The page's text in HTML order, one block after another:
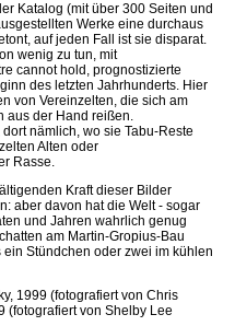
Katalog (mit über 300 Seiten und
Werke eine durchaus
auf jeden Fall ist sie disparat.
wenig zu tun, mit
cannot hold, prognostizierte
des letzten Jahrhunderts. Hier
von Vereinzelten, die sich am
aus der Hand reißen.
nämlich, wo sie Tabu-Reste
Alten oder
Rasse.
Kraft dieser Bilder
aber davon hat die Welt - sogar
und Jahren wahrlich genug
am Martin-Gropius-Bau
Stündchen oder zwei im kühlen
1999 (fotografiert von Chris
(fotografiert von Shelby Lee